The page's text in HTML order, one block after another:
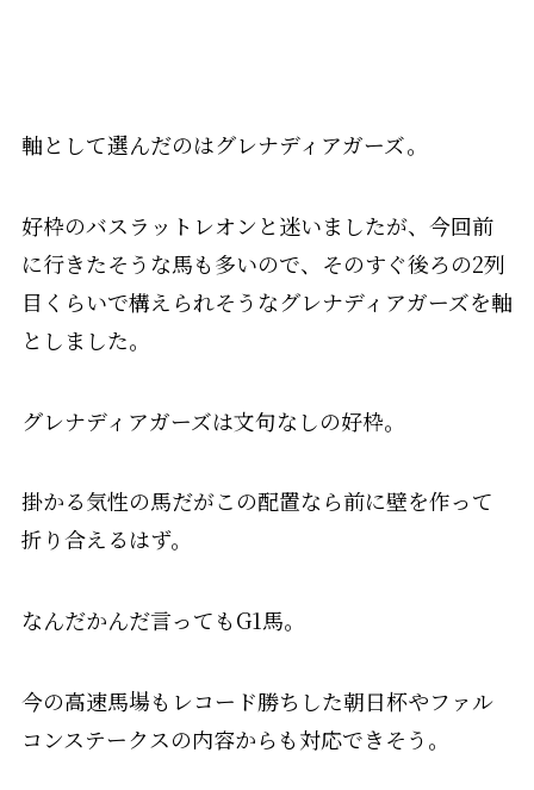
軸として選んだのはグレナディアガーズ。
好枠のバスラットレオンと迷いましたが、今回前
に行きたそうな馬も多いので、そのすぐ後ろの2列
目くらいで構えられそうなグレナディアガーズを軸
としました。
グレナディアガーズは文句なしの好枠。
掛かる気性の馬だがこの配置なら前に壁を作って
折り合えるはず。
なんだかんだ言ってもG1馬。
今の高速馬場もレコード勝ちした朝日杯やファル
コンステークスの内容からも対応できそう。